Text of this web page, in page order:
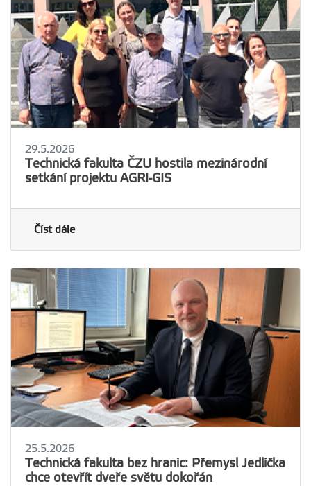
29.5.2026
Technická fakulta ČZU hostila mezinárodní
setkání projektu AGRI-GIS
Číst dále
25.5.2026
Technická fakulta bez hranic: Přemysl Jedlička
chce otevřít dveře světu dokořán